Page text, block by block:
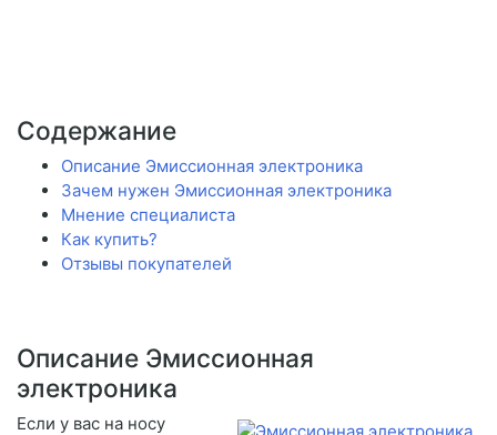
Содержание
Описание Эмиссионная электроника
Зачем нужен Эмиссионная электроника
Мнение специалиста
Как купить?
Отзывы покупателей
Описание Эмиссионная
электроника
Если у вас на носу